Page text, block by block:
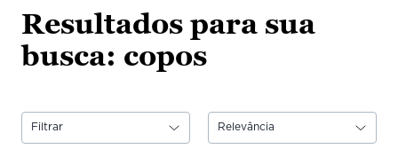
copos
Filtrar Relevância
1 º
forma
2º
saleiro
4º
bambu